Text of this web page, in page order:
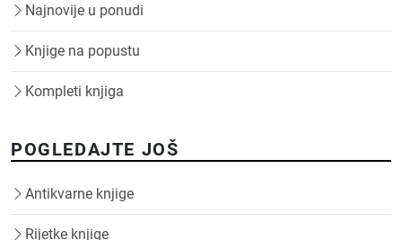
Najnovije u ponudi
Knjige na popustu
Kompleti knjiga
POGLEDAJTE JOŠ
Antikvarne knjige
Rijetke knjige